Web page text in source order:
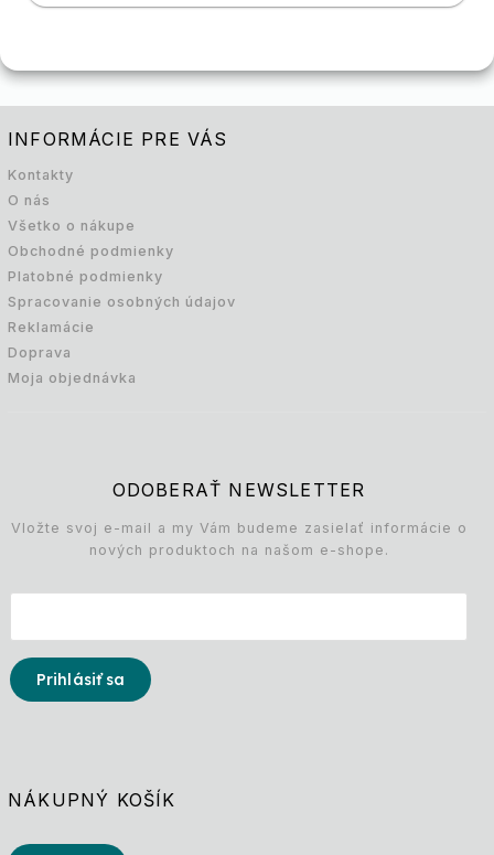
INFORMÁCIE PRE VÁS
Kontakty
O nás
Všetko o nákupe
Obchodné podmienky
Platobné podmienky
Spracovanie osobných údajov
Reklamácie
Doprava
Moja objednávka
ODOBERAŤ NEWSLETTER
Vložte svoj e-mail a my Vám budeme zasielať informácie o
nových produktoch na našom e-shope.
Prihlásiť sa
NÁKUPNÝ KOŠÍK